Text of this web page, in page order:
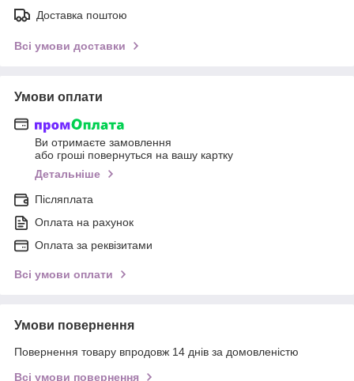
Доставка поштою
Всі умови доставки
Умови оплати
Ви отримаєте замовлення
або гроші повернуться на вашу картку
Детальніше
Післяплата
Оплата на рахунок
Оплата за реквізитами
Всі умови оплати
Умови повернення
Повернення товару впродовж 14 днів за домовленістю
Всі умови повернення